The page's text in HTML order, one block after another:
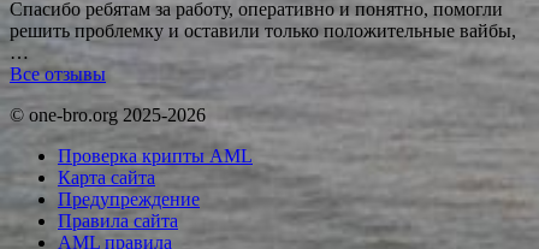
Спасибо ребятам за работу, оперативно и понятно, помогли
решить проблемку и оставили только положительные вайбы,
…
Все отзывы
© one-bro.org 2025-2026
Проверка крипты AML
Карта сайта
Предупреждение
Правила сайта
AML правила